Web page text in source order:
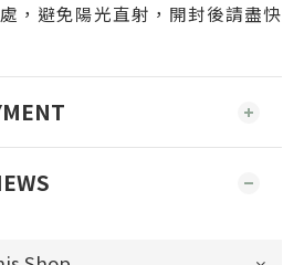
，避免陽光直射，開封後請盡快